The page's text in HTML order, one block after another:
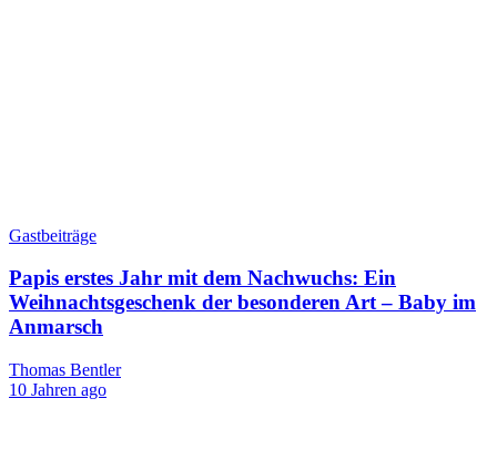
Gastbeiträge
Papis erstes Jahr mit dem Nachwuchs: Ein
Weihnachtsgeschenk der besonderen Art – Baby im
Anmarsch
Thomas Bentler
10 Jahren ago